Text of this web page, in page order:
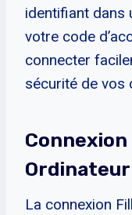
identifiant dans
votre code
connecter
sécurité de vos
La connexion